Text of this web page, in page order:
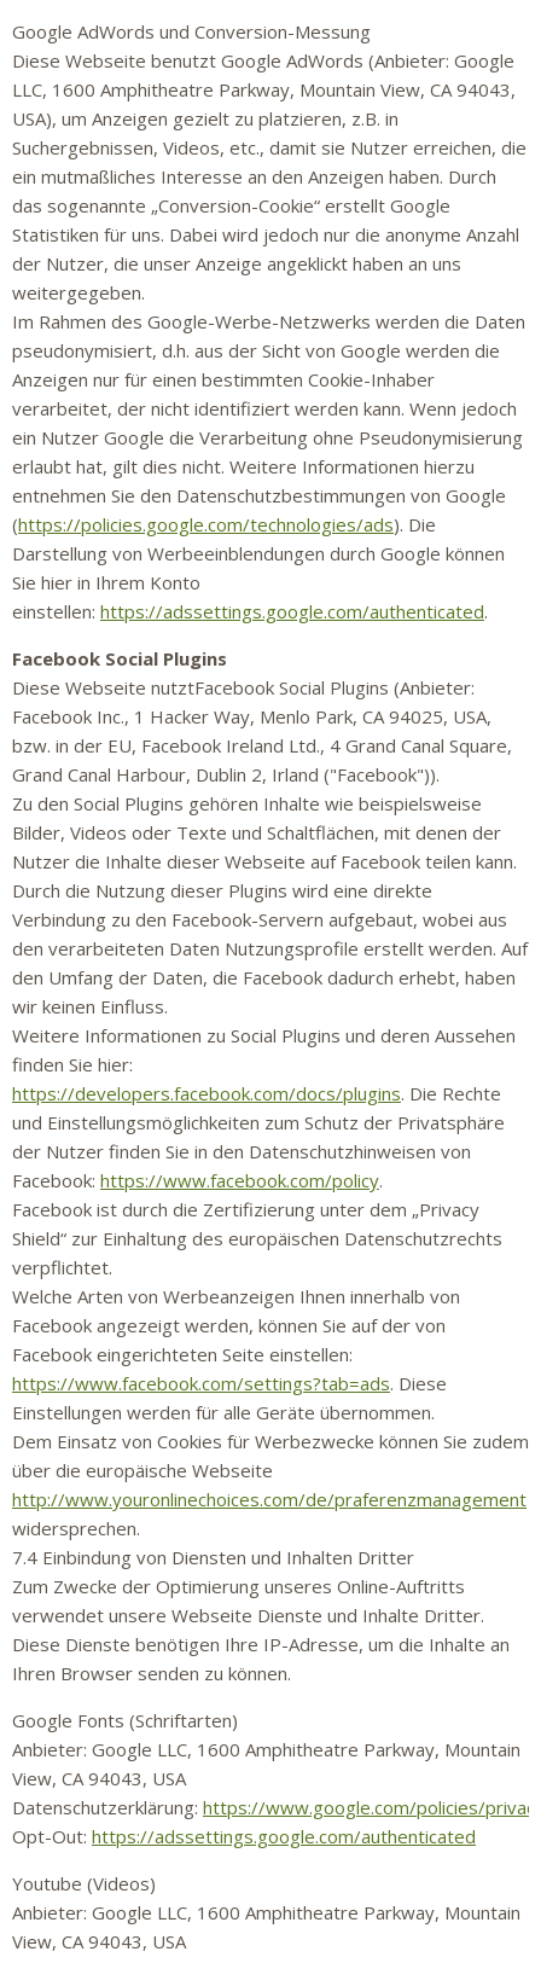
Google AdWords und Conversion-Messung
Diese Webseite benutzt Google AdWords (Anbieter: Google
LLC, 1600 Amphitheatre Parkway, Mountain View, CA 94043,
USA), um Anzeigen gezielt zu platzieren, z.B. in
Suchergebnissen, Videos, etc., damit sie Nutzer erreichen, die
ein mutmaßliches Interesse an den Anzeigen haben. Durch
das sogenannte „Conversion-Cookie“ erstellt Google
Statistiken für uns. Dabei wird jedoch nur die anonyme Anzahl
der Nutzer, die unser Anzeige angeklickt haben an uns
weitergegeben.
Im Rahmen des Google-Werbe-Netzwerks werden die Daten
pseudonymisiert, d.h. aus der Sicht von Google werden die
Anzeigen nur für einen bestimmten Cookie-Inhaber
verarbeitet, der nicht identifiziert werden kann. Wenn jedoch
ein Nutzer Google die Verarbeitung ohne Pseudonymisierung
erlaubt hat, gilt dies nicht. Weitere Informationen hierzu
entnehmen Sie den Datenschutzbestimmungen von Google
(https://policies.google.com/technologies/ads). Die
Darstellung von Werbeeinblendungen durch Google können
Sie hier in Ihrem Konto
einstellen: https://adssettings.google.com/authenticated.
Facebook Social Plugins
Diese Webseite nutztFacebook Social Plugins (Anbieter:
Facebook Inc., 1 Hacker Way, Menlo Park, CA 94025, USA,
bzw. in der EU, Facebook Ireland Ltd., 4 Grand Canal Square,
Grand Canal Harbour, Dublin 2, Irland ("Facebook")).
Zu den Social Plugins gehören Inhalte wie beispielsweise
Bilder, Videos oder Texte und Schaltflächen, mit denen der
Nutzer die Inhalte dieser Webseite auf Facebook teilen kann.
Durch die Nutzung dieser Plugins wird eine direkte
Verbindung zu den Facebook-Servern aufgebaut, wobei aus
den verarbeiteten Daten Nutzungsprofile erstellt werden. Auf
den Umfang der Daten, die Facebook dadurch erhebt, haben
wir keinen Einfluss.
Weitere Informationen zu Social Plugins und deren Aussehen
finden Sie hier:
https://developers.facebook.com/docs/plugins. Die Rechte
und Einstellungsmöglichkeiten zum Schutz der Privatsphäre
der Nutzer finden Sie in den Datenschutzhinweisen von
Facebook: https://www.facebook.com/policy.
Facebook ist durch die Zertifizierung unter dem „Privacy
Shield“ zur Einhaltung des europäischen Datenschutzrechts
verpflichtet.
Welche Arten von Werbeanzeigen Ihnen innerhalb von
Facebook angezeigt werden, können Sie auf der von
Facebook eingerichteten Seite einstellen:
https://www.facebook.com/settings?tab=ads. Diese
Einstellungen werden für alle Geräte übernommen.
Dem Einsatz von Cookies für Werbezwecke können Sie zudem
über die europäische Webseite
http://www.youronlinechoices.com/de/praferenzmanagement
widersprechen.
7.4 Einbindung von Diensten und Inhalten Dritter
Zum Zwecke der Optimierung unseres Online-Auftritts
verwendet unsere Webseite Dienste und Inhalte Dritter.
Diese Dienste benötigen Ihre IP-Adresse, um die Inhalte an
Ihren Browser senden zu können.
Google Fonts (Schriftarten)
Anbieter: Google LLC, 1600 Amphitheatre Parkway, Mountain
View, CA 94043, USA
Datenschutzerklärung: https://www.google.com/policies/
Opt-Out: https://adssettings.google.com/authenticated
Youtube (Videos)
Anbieter: Google LLC, 1600 Amphitheatre Parkway, Mountain
View, CA 94043, USA